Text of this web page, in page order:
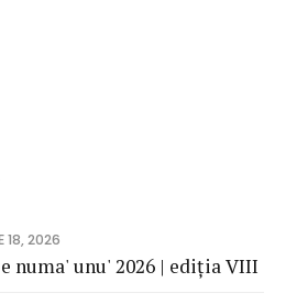
18, 2026
numa' unu' 2026 | ediția VIII